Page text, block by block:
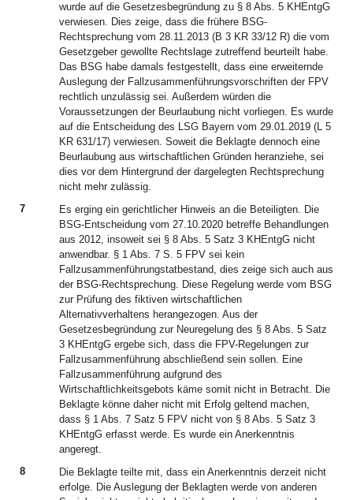
wurde auf die Gesetzesbegründung zu § 8 Abs. 5 KHEntgG
verwiesen. Dies zeige, dass die frühere BSG-
Rechtsprechung vom 28.11.2013 (B 3 KR 33/12 R) die vom
Gesetzgeber gewollte Rechtslage zutreffend beurteilt habe.
Das BSG habe damals festgestellt, dass eine erweiternde
Auslegung der Fallzusammenführungsvorschriften der FPV
rechtlich unzulässig sei. Außerdem würden die
Voraussetzungen der Beurlaubung nicht vorliegen. Es wurde
auf die Entscheidung des LSG Bayern vom 29.01.2019 (L 5
KR 631/17) verwiesen. Soweit die Beklagte dennoch eine
Beurlaubung aus wirtschaftlichen Gründen heranziehe, sei
dies vor dem Hintergrund der dargelegten Rechtsprechung
nicht mehr zulässig.
7
Es erging ein gerichtlicher Hinweis an die Beteiligten. Die
BSG-Entscheidung vom 27.10.2020 betreffe Behandlungen
aus 2012, insoweit sei § 8 Abs. 5 Satz 3 KHEntgG nicht
anwendbar. § 1 Abs. 7 S. 5 FPV sei kein
Fallzusammenführungstatbestand, dies zeige sich auch aus
der BSG-Rechtsprechung. Diese Regelung werde vom BSG
zur Prüfung des fiktiven wirtschaftlichen
Alternativverhaltens herangezogen. Aus der
Gesetzesbegründung zur Neuregelung des § 8 Abs. 5 Satz
3 KHEntgG ergebe sich, dass die FPV-Regelungen zur
Fallzusammenführung abschließend sein sollen. Eine
Fallzusammenführung aufgrund des
Wirtschaftlichkeitsgebots käme somit nicht in Betracht. Die
Beklagte könne daher nicht mit Erfolg geltend machen,
dass § 1 Abs. 7 Satz 5 FPV nicht von § 8 Abs. 5 Satz 3
KHEntgG erfasst werde. Es wurde ein Anerkenntnis
angeregt.
8
Die Beklagte teilte mit, dass ein Anerkenntnis derzeit nicht
erfolge. Die Auslegung der Beklagten werde von anderen